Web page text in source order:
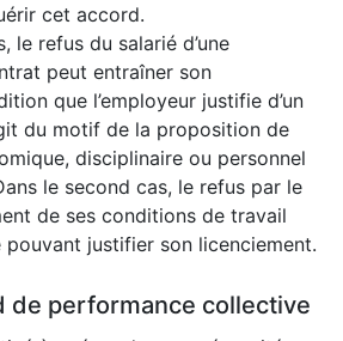
cet accord.
le refus du salarié d’une
peut entraîner son
que l’employeur justifie d’un
du motif de la proposition de
disciplinaire ou personnel
le second cas, le refus par le
de ses conditions de travail
justifier son licenciement.
de performance collective